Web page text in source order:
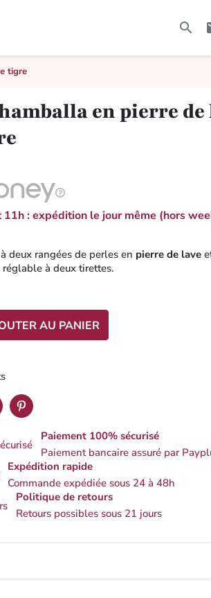

tigre
en pierre de
11h : expédition le jour même (hors
à deux rangées de perles en pierre de lave
réglable à deux tirettes.
AU PANIER
Paiement 100% sécurisé
Paiement bancaire assuré par
Expédition rapide
Commande expédiée sous 24 à 48h
Politique de retours
Retours possibles sous 21 jours